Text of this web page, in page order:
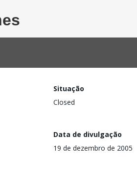
Situação
Closed
Data de divulgação
19 de dezembro de 2005